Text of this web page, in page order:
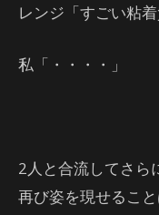
レンジ「すごい粘
私「・・・・」
2人と合流してさら
再び姿を現せること